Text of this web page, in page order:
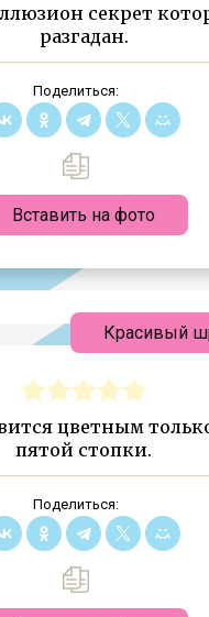
секрет
разгадан.
Поделиться:
Вставить на фото
цветным
пятой стопки.
Поделиться:
Красивый